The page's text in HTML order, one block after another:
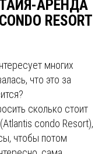
АРЕНДА
RESORT
многих
что это за
сколько стоит
condo Resort),
чтобы потом